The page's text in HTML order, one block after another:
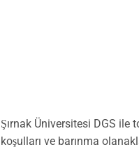
Şırnak Üniversitesi DGS ile
koşulları ve barınma